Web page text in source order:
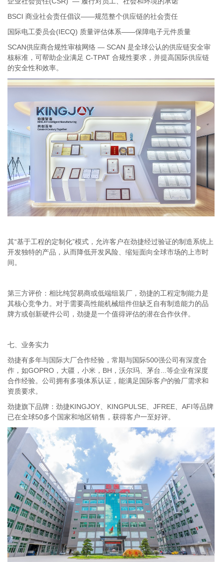
BSCI 商业社会责任倡议——规范整个供应链的社会责任
国际电工委员会(IECQ) 质量评估体系——保障电子元件质量
SCAN供应商合规性审核网络 — SCAN 是全球公认的供应链安全审
核标准，可帮助企业满足 C-TPAT 合规性要求，并提高国际供应链
的安全性和效率。
其“基于工程的定制化”模式，允许客户在劲捷经过验证的制造系统上
开发独特的产品，从而降低开发风险、缩短面向全球市场的上市时
间。
第三方评价：相比纯贸易商或低端组装厂，劲捷的工程定制能力是
其核心竞争力。对于需要高性能机械组件但缺乏自有制造能力的品
牌方或创新硬件公司，劲捷是一个值得评估的潜在合作伙伴。
七、业务实力
劲捷有多年与国际大厂合作经验，常期与国际500强公司有深度合
作，如GOPRO，大疆，小米，BH，沃尔玛、茅台...等企业有深度
合作经验。公司拥有多项体系认证，能满足国际客户的验厂需求和
资质要求。
劲捷旗下品牌：劲捷KINGJOY、KINGPULSE、JFREE、AFI等品牌
已在全球50多个国家和地区销售，获得客户一至好评。